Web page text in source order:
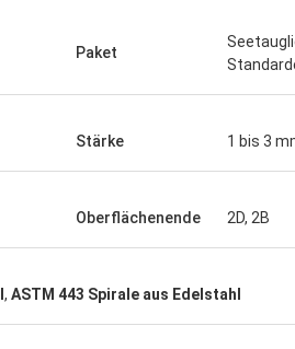
Paket
Stärke 1 bis 3
Oberflächenende 2D, 2B
, ASTM 443 Spirale aus Edelstahl